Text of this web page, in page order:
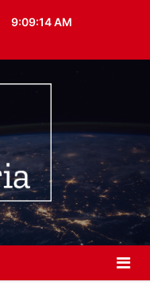
9:09:15 AM